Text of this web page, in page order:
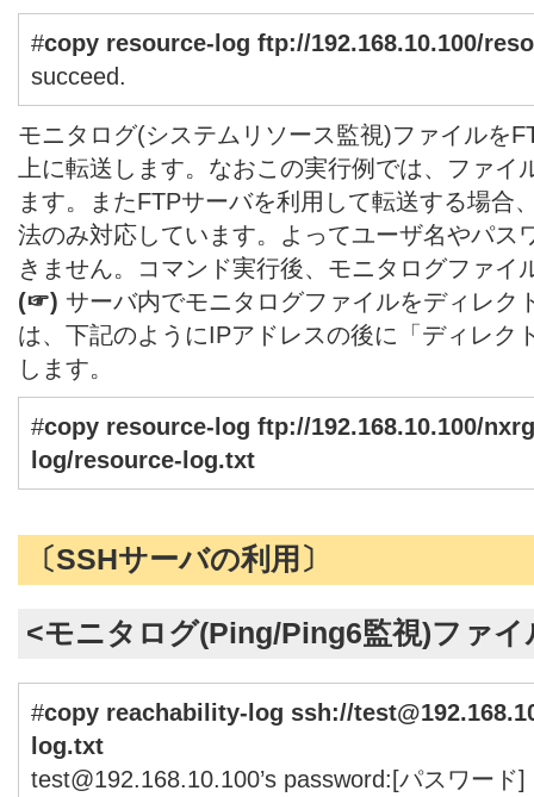
#copy resource-log ftp://192.168.10.100/
succeed.
モニタログ(システムリソース監視)ファイルを
上に転送します。なおこの実行例では、ファ
ます。またFTPサーバを利用して転送する場合
法のみ対応しています。よってユーザ名やパス
きません。コマンド実行後、モニタログファイ
(☞) サーバ内でモニタログファイルをディレク
は、下記のようにIPアドレスの後に「ディレク
します。
#copy resource-log ftp://192.168.10.100/
log/resource-log.txt
〔SSHサーバの利用〕
<モニタログ(Ping/Ping6監視)ファイ
#copy reachability-log ssh://
log.txt
test@192.168.10.100’s password:[パスワード]